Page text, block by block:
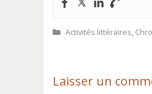
Catégories
Activités littéraires,
Laisser un